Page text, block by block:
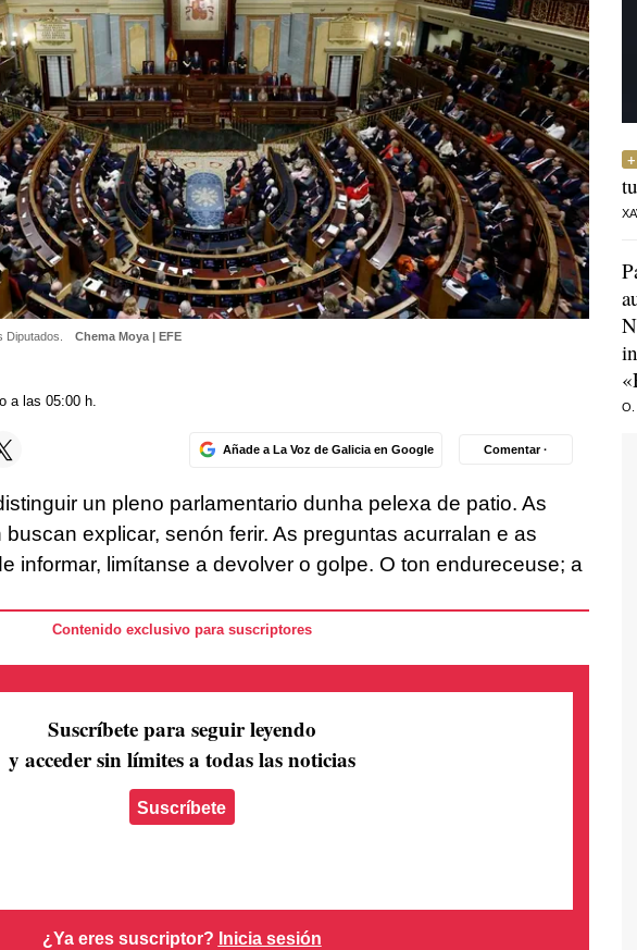
Diputados. Chema Moya | EFE
a las 05:00 h.
Añade a La Voz de Galicia en Google Comentar ·
un pleno parlamentario dunha pelexa de patio. As
buscan explicar, senón ferir. As preguntas acurralan e as
informar, limítanse a devolver o golpe. O ton endureceuse; a
Contenido exclusivo para suscriptores
Suscríbete para seguir leyendo
y acceder sin límites a todas las noticias
Suscríbete
¿Ya eres suscriptor? Inicia sesión
O.